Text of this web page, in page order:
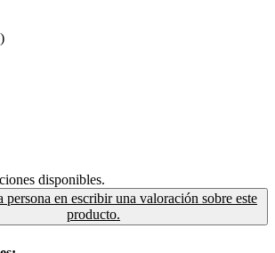
disponibles.
persona en escribir una valoración sobre este
producto.